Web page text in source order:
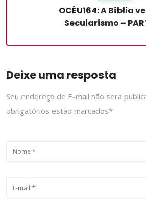
OCÉU164: A Bíblia
Secularismo –
Deixe uma resposta
Seu endereço de E-mail não será
obrigatórios estão marcados*